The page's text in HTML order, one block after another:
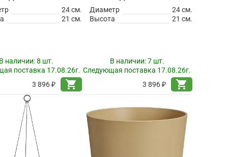
24 см.
21 см.
наличии:8 шт.
поставка 17.08.26г.
3 896 ₽
shopping_cart
Диаметр
24 см.
Высота
21 см.
В наличии:7 шт.
Следующая поставка 17.08.26г.
3 896 ₽
shopping_cart